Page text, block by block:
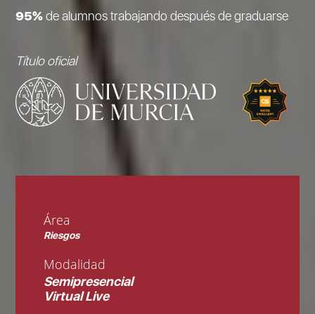
95%de alumnos trabajando después de graduarse
Título oficial
Área
Riesgos
Modalidad
Semipresencial
Virtual Live